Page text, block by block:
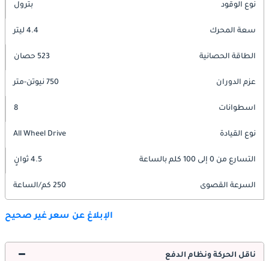
نوع الوقود بترول
سعة المحرك 4.4 ليتر
الطاقة الحصانية 523 حصان
عزم الدوران 750 نيوتن-متر
اسطوانات 8
نوع القيادة All Wheel Drive
التسارع من 0 إلى 100 كلم بالساعة 4.5 ثوانٍ
السرعة القصوى 250 كم/الساعة
الإبلاغ عن سعر غير صحيح
ناقل الحركة ونظام الدفع